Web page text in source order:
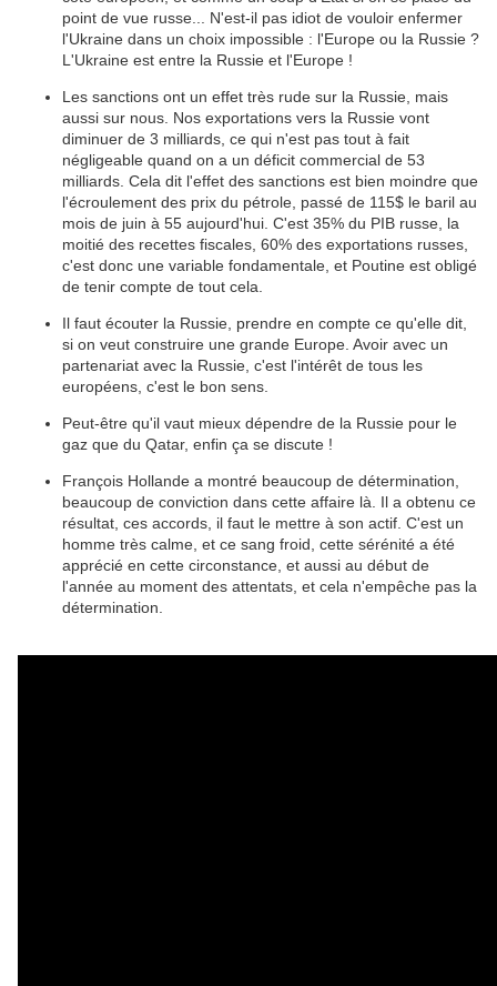
point de vue russe... N'est-il pas idiot de vouloir enfermer
l'Ukraine dans un choix impossible : l'Europe ou la Russie ?
L'Ukraine est entre la Russie et l'Europe !
Les sanctions ont un effet très rude sur la Russie, mais
aussi sur nous. Nos exportations vers la Russie vont
diminuer de 3 milliards, ce qui n'est pas tout à fait
négligeable quand on a un déficit commercial de 53
milliards. Cela dit l'effet des sanctions est bien moindre que
l'écroulement des prix du pétrole, passé de 115$ le baril au
mois de juin à 55 aujourd'hui. C'est 35% du PIB russe, la
moitié des recettes fiscales, 60% des exportations russes,
c'est donc une variable fondamentale, et Poutine est obligé
de tenir compte de tout cela.
Il faut écouter la Russie, prendre en compte ce qu'elle dit,
si on veut construire une grande Europe. Avoir avec un
partenariat avec la Russie, c'est l'intérêt de tous les
européens, c'est le bon sens.
Peut-être qu'il vaut mieux dépendre de la Russie pour le
gaz que du Qatar, enfin ça se discute !
François Hollande a montré beaucoup de détermination,
beaucoup de conviction dans cette affaire là. Il a obtenu ce
résultat, ces accords, il faut le mettre à son actif. C'est un
homme très calme, et ce sang froid, cette sérénité a été
apprécié en cette circonstance, et aussi au début de
l'année au moment des attentats, et cela n'empêche pas la
détermination.